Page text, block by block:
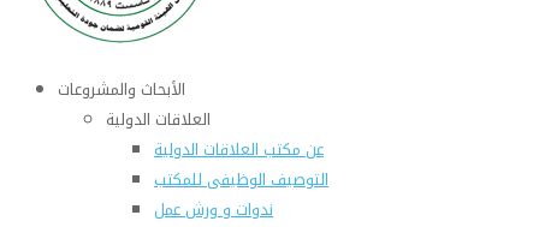
الأبحاث والمشروعات
العلاقات الدولية
عن مكتب العلاقات الدولية
التوصيف الوظيفى للمكتب
ندوات و ورش عمل